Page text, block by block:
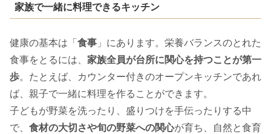
家族で一緒に料理できるキッチン
健康の基本は「 食事 」にあります。栄養バランスのとれた
食事をとるには、 家族全員が台所に関心を持つことが第一
歩。たとえば、カウンター付きのオープンキッチンであれ
ば、親子で一緒に料理を作ることができます。
子どもが野菜を洗ったり、盛りつけを手伝ったりする中
で、 食材の大切さや旬の野菜への関心が育ち、自然と食育